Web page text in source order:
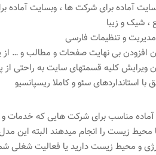
آماده برای شرکت ها ، وبسایت آماده
، شیک و زیبا
و تنظیمات فارسی
افزودن بی نهایت صفحات و مطالب و … از
ویرایش کلیه قسمتهای سایت به راحتی از
با استانداردهای سئو و کاملا ریسپانسیو
مناسب برای شرکت هایی که خدمات
محیط زیست را انجام میدهند البته
و محیط زیست دارید یا فعالیت شغلی